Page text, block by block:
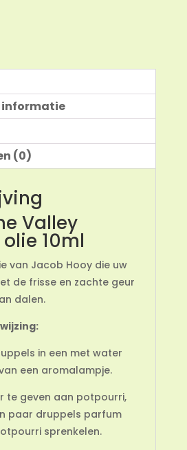
informatie
(0)
Valley
10ml
van Jacob Hooy die uw
de frisse en zachte geur
dalen.
in een met water
een aromalampje.
te geven aan potpourri,
paar druppels parfum
sprenkelen.